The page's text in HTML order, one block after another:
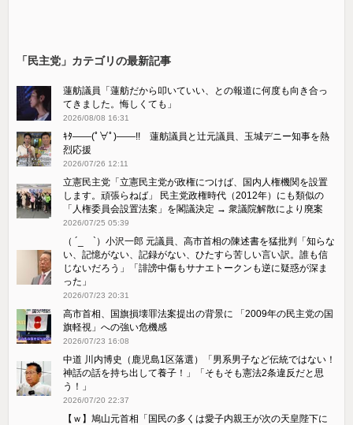
「民主党」カテゴリの最新記事
蓮舫議員「蓮舫だから叩いていい、との報道に何度も向き合っ
てきました。悔しくても」
2026/08/08 16:31
ｷﾀ――(ﾟ∀ﾟ)――!! 蓮舫議員と辻元議員、玉城デニー知事を熱
烈応援
2026/07/26 12:11
立憲民主党「立憲民主党が政権につけば、国内人権機関を設置
します。頑張らねば」 民主党政権時代（2012年）にも類似の
「人権委員会設置法案」を閣議決定 → 衆議院解散により廃案
2026/07/25 05:39
（ ´_ゝ`）小沢一郎 元議員、高市首相の陳述書を猛批判「知らな
い、記憶がない、記録がない、ひたすら苦しい言い訳。誰も信
じないだろう」「誹謗中傷もサナエトークンも逆に疑惑が深ま
った」
2026/07/23 20:31
高市首相、国旗損壊罪法案提出の背景に 「2009年の民主党の国
旗軽視」への強い危機感
2026/07/23 16:08
中道 川内博史（鹿児島1区落選）「男系男子など伝統ではない！
神話の話を持ち出して養子！」「そもそも憲法2条違反だと思
う！」
2026/07/20 22:37
【ｗ】鳩山元首相「国民の多くは愛子内親王が次の天皇陛下に